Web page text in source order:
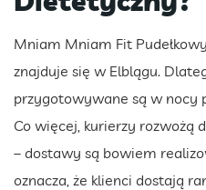
Mniam Mniam Fit
znajduje się w Elblągu.
przygotowywane są w nocy
Co więcej, kurierzy rozwożą
– dostawy są bowiem
oznacza, że klienci dostają